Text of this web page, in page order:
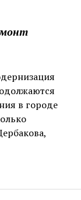
в городе